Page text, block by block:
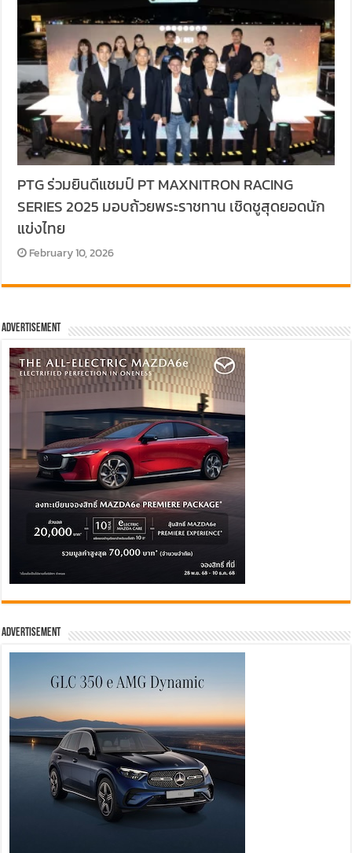
PTG ร่วมยินดีแชมป์ PT MAXNITRON RACING
SERIES 2025 มอบถ้วยพระราชทาน เชิดชูสุดยอดนัก
แข่งไทย
February 10, 2026
Advertisement
Advertisement